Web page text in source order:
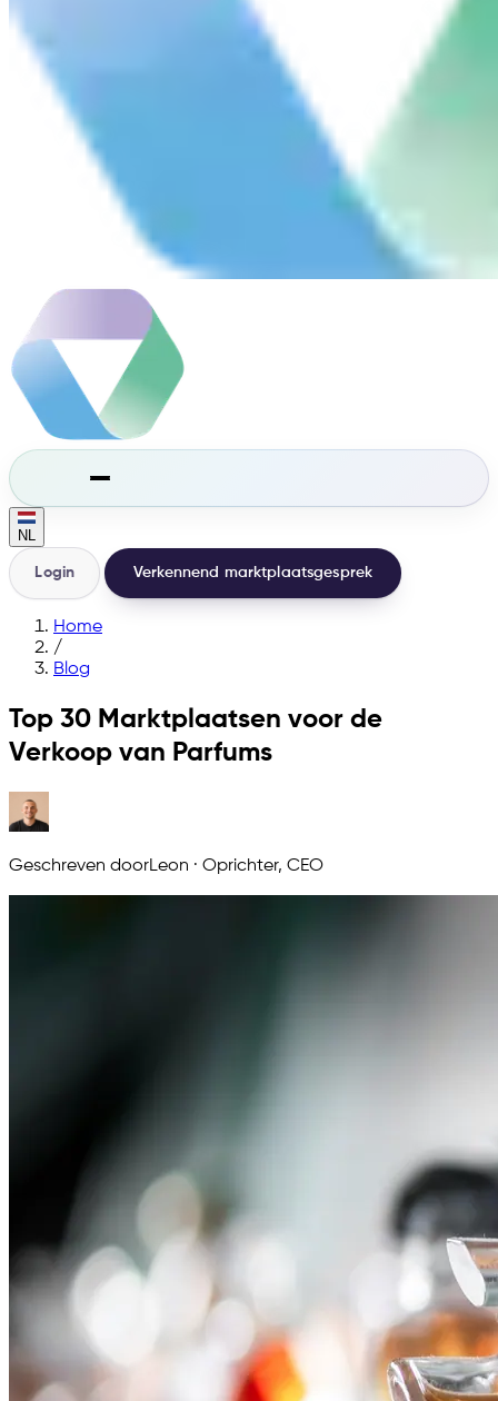
NL
Login Verkennend marktplaatsgesprek
Home
/
Blog
Top 30 Marktplaatsen voor de
Verkoop van Parfums
Geschreven doorLeon · Oprichter, CEO